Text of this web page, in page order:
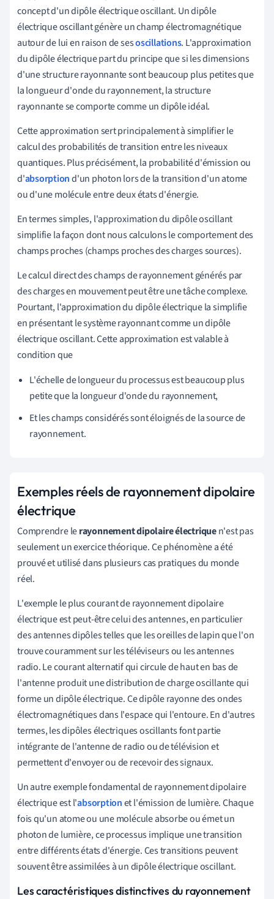
concept d'un dipôle électrique oscillant. Un dipôle
électrique oscillant génère un champ électromagnétique
autour de lui en raison de sesoscillations. L'approximation
du dipôle électrique part du principe que si les dimensions
d'une structure rayonnante sont beaucoup plus petites que
la longueur d'onde du rayonnement, la structure
rayonnante se comporte comme un dipôle idéal.
Cette approximation sert principalement à simplifier le
calcul des probabilités de transition entre les niveaux
quantiques. Plus précisément, la probabilité d'émission ou
d'absorptiond'un photon lors de la transition d'un atome
ou d'une molécule entre deux états d'énergie.
En termes simples, l'approximation du dipôle oscillant
simplifie la façon dont nous calculons le comportement des
champs proches (champs proches des charges sources).
Le calcul direct des champs de rayonnement générés par
des charges en mouvement peut être une tâche complexe.
Pourtant, l'approximation du dipôle électrique la simplifie
en présentant le système rayonnant comme un dipôle
électrique oscillant. Cette approximation est valable à
condition que
L'échelle de longueur du processus est beaucoup plus
petite que la longueur d'onde du rayonnement,
Et les champs considérés sont éloignés de la source de
rayonnement.
Exemples réels de rayonnement dipolaire
électrique
Comprendre lerayonnement dipolaire électriquen'est pas
seulement un exercice théorique. Ce phénomène a été
prouvé et utilisé dans plusieurs cas pratiques du monde
réel.
L'exemple le plus courant de rayonnement dipolaire
électrique est peut-être celui des antennes, en particulier
des antennes dipôles telles que les oreilles de lapin que l'on
trouve couramment sur les téléviseurs ou les antennes
radio. Le courant alternatif qui circule de haut en bas de
l'antenne produit une distribution de charge oscillante qui
forme un dipôle électrique. Ce dipôle rayonne des ondes
électromagnétiques dans l'espace qui l'entoure. En d'autres
termes, les dipôles électriques oscillants font partie
intégrante de l'antenne de radio ou de télévision et
permettent d'envoyer ou de recevoir des signaux.
Un autre exemple fondamental de rayonnement dipolaire
électrique est l'absorptionet l'émission de lumière. Chaque
fois qu'un atome ou une molécule absorbe ou émet un
photon de lumière, ce processus implique une transition
entre différents états d'énergie. Ces transitions peuvent
souvent être assimilées à un dipôle électrique oscillant.
Les caractéristiques distinctives du rayonnement